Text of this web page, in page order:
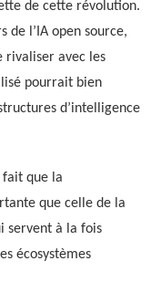
de cette révolution.
de l’IA open source,
rivaliser avec les
pourrait bien
d’intelligence
fait que la
que celle de la
servent à la fois
écosystèmes